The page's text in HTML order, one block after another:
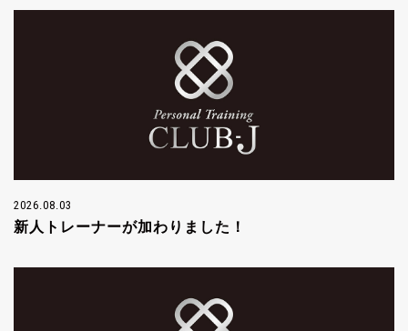
2026.08.03
新人トレーナーが加わりました！